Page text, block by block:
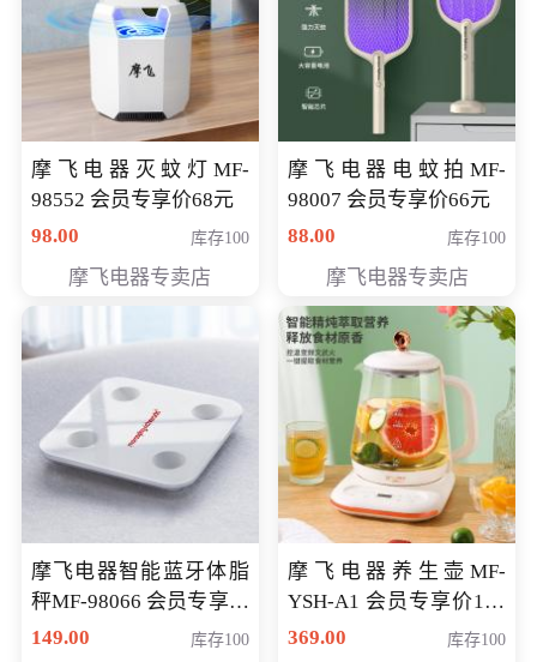
摩飞电器灭蚊灯MF-
98552 会员专享价68元
98.00
库存100
摩飞电器专卖店
摩飞电器电蚊拍MF-
98007 会员专享价66元
88.00
库存100
摩飞电器专卖店
摩飞电器智能蓝牙体脂
秤MF-98066 会员专享价
98元
149.00 库存100
摩飞电器养生壶MF-
YSH-A1 会员专享价198
元
369.00 库存100